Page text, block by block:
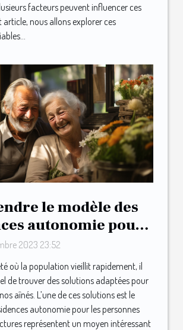
facteurs peuvent influencer ces
article, nous allons explorer ces
le modèle des
autonomie pour
âgées
2023 23:52
où la population vieillit rapidement, il
de trouver des solutions adaptées pour
aînés. L’une de ces solutions est le
autonomie pour les personnes
représentent un moyen intéressant